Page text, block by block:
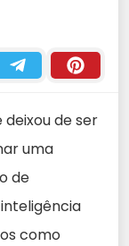
deixou de ser
uma
de
como